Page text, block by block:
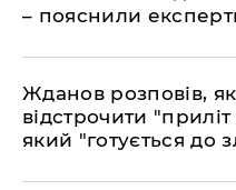
– пояснили
Жданов розповів,
відстрочити
який "готується до